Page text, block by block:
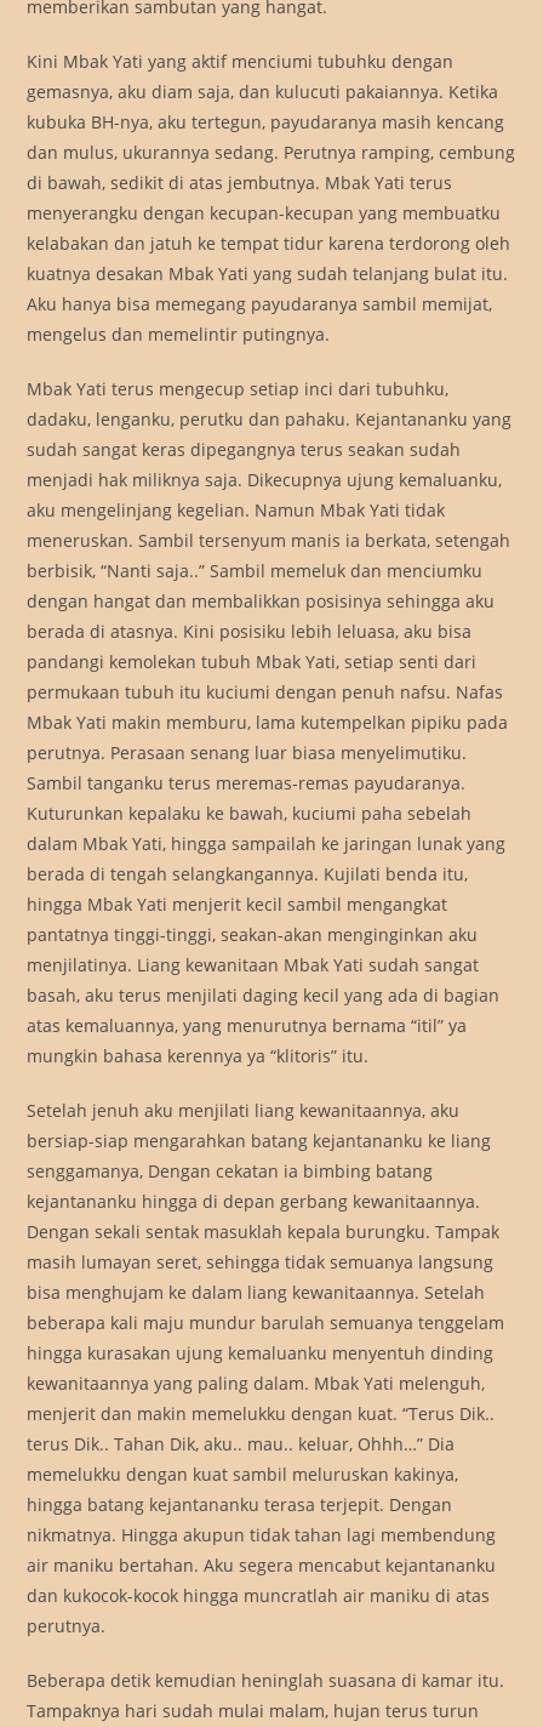
memberikan sambutan yang hangat.
Kini Mbak Yati yang aktif menciumi tubuhku dengan
gemasnya, aku diam saja, dan kulucuti pakaiannya. Ketika
kubuka BH-nya, aku tertegun, payudaranya masih kencang
dan mulus, ukurannya sedang. Perutnya ramping, cembung
di bawah, sedikit di atas jembutnya. Mbak Yati terus
menyerangku dengan kecupan-kecupan yang membuatku
kelabakan dan jatuh ke tempat tidur karena terdorong oleh
kuatnya desakan Mbak Yati yang sudah telanjang bulat itu.
Aku hanya bisa memegang payudaranya sambil memijat,
mengelus dan memelintir putingnya.
Mbak Yati terus mengecup setiap inci dari tubuhku,
dadaku, lenganku, perutku dan pahaku. Kejantananku yang
sudah sangat keras dipegangnya terus seakan sudah
menjadi hak miliknya saja. Dikecupnya ujung kemaluanku,
aku mengelinjang kegelian. Namun Mbak Yati tidak
meneruskan. Sambil tersenyum manis ia berkata, setengah
berbisik, “Nanti saja..” Sambil memeluk dan menciumku
dengan hangat dan membalikkan posisinya sehingga aku
berada di atasnya. Kini posisiku lebih leluasa, aku bisa
pandangi kemolekan tubuh Mbak Yati, setiap senti dari
permukaan tubuh itu kuciumi dengan penuh nafsu. Nafas
Mbak Yati makin memburu, lama kutempelkan pipiku pada
perutnya. Perasaan senang luar biasa menyelimutiku.
Sambil tanganku terus meremas-remas payudaranya.
Kuturunkan kepalaku ke bawah, kuciumi paha sebelah
dalam Mbak Yati, hingga sampailah ke jaringan lunak yang
berada di tengah selangkangannya. Kujilati benda itu,
hingga Mbak Yati menjerit kecil sambil mengangkat
pantatnya tinggi-tinggi, seakan-akan menginginkan aku
menjilatinya. Liang kewanitaan Mbak Yati sudah sangat
basah, aku terus menjilati daging kecil yang ada di bagian
atas kemaluannya, yang menurutnya bernama “itil” ya
mungkin bahasa kerennya ya “klitoris” itu.
Setelah jenuh aku menjilati liang kewanitaannya, aku
bersiap-siap mengarahkan batang kejantananku ke liang
senggamanya, Dengan cekatan ia bimbing batang
kejantananku hingga di depan gerbang kewanitaannya.
Dengan sekali sentak masuklah kepala burungku. Tampak
masih lumayan seret, sehingga tidak semuanya langsung
bisa menghujam ke dalam liang kewanitaannya. Setelah
beberapa kali maju mundur barulah semuanya tenggelam
hingga kurasakan ujung kemaluanku menyentuh dinding
kewanitaannya yang paling dalam. Mbak Yati melenguh,
menjerit dan makin memelukku dengan kuat. “Terus Dik..
terus Dik.. Tahan Dik, aku.. mau.. keluar, Ohhh…” Dia
memelukku dengan kuat sambil meluruskan kakinya,
hingga batang kejantananku terasa terjepit. Dengan
nikmatnya. Hingga akupun tidak tahan lagi membendung
air maniku bertahan. Aku segera mencabut kejantananku
dan kukocok-kocok hingga muncratlah air maniku di atas
perutnya.
Beberapa detik kemudian heninglah suasana di kamar itu.
Tampaknya hari sudah mulai malam, hujan terus turun